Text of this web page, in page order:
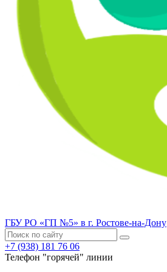
ГБУ РО «ГП №5» в г. Ростове-на-Дону
+7 (938) 181 76 06
Телефон "горячей" линии